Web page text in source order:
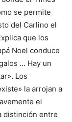
se permite
del Carlino el
que los
Noel conduce
… Hay un
Los
la arrojan a
el
distinción entre